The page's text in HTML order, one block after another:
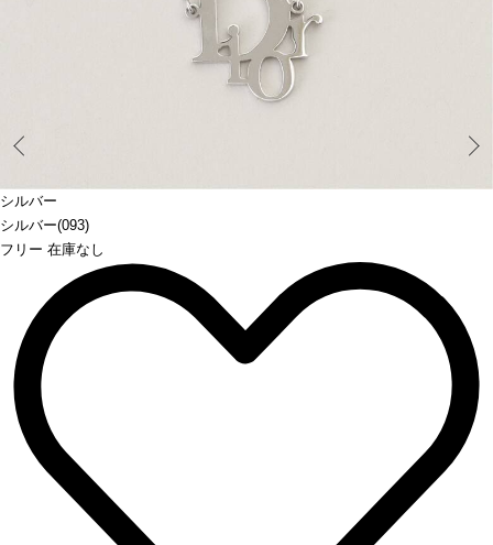
シルバー
シルバー(093)
フリー 在庫なし